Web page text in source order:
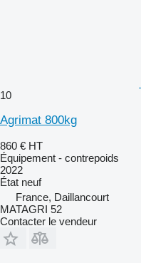
10
Agrimat 800kg
860 € HT
Équipement - contrepoids
2022
État neuf
France, Daillancourt
MATAGRI 52
Contacter le vendeur